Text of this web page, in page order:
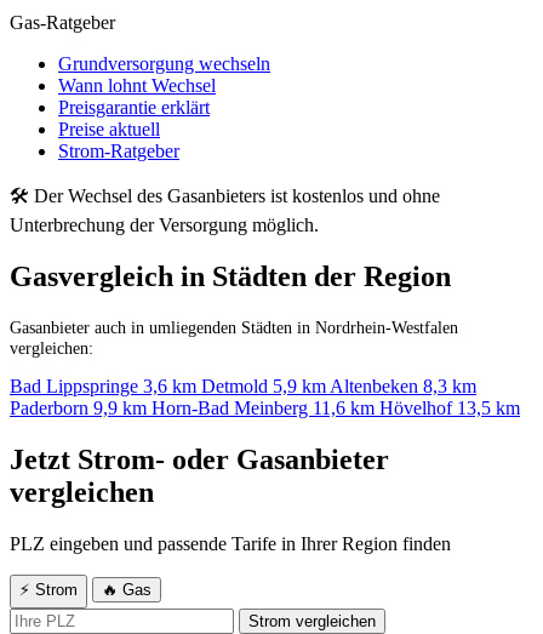
Gas-Ratgeber
Grundversorgung wechseln
Wann lohnt Wechsel
Preisgarantie erklärt
Preise aktuell
Strom-Ratgeber
🛠 Der Wechsel des Gasanbieters ist kostenlos und ohne
Unterbrechung der Versorgung möglich.
Gasvergleich in Städten der Region
Gasanbieter auch in umliegenden Städten in Nordrhein-Westfalen
vergleichen:
Bad Lippspringe 3,6 km Detmold 5,9 km Altenbeken 8,3 km
Paderborn 9,9 km Horn-Bad Meinberg 11,6 km Hövelhof 13,5 km
Jetzt Strom- oder Gasanbieter
vergleichen
PLZ eingeben und passende Tarife in Ihrer Region finden
⚡ Strom
🔥 Gas
Strom vergleichen